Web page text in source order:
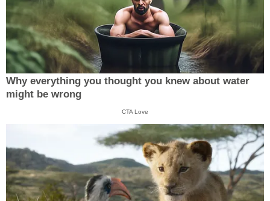
Why everything you thought you knew about water
might be wrong
CTA Love